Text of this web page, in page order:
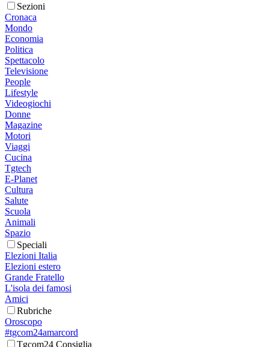
Sezioni
Cronaca
Mondo
Economia
Politica
Spettacolo
Televisione
People
Lifestyle
Videogiochi
Donne
Magazine
Motori
Viaggi
Cucina
Tgtech
E-Planet
Cultura
Salute
Scuola
Animali
Spazio
Speciali
Elezioni Italia
Elezioni estero
Grande Fratello
L'isola dei famosi
Amici
Rubriche
Oroscopo
#tgcom24amarcord
Tgcom24 Consiglia